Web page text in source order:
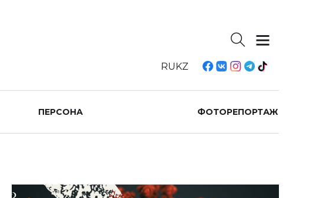
RUKZ
ПЕРСОНА ФОТОРЕПОРТАЖ